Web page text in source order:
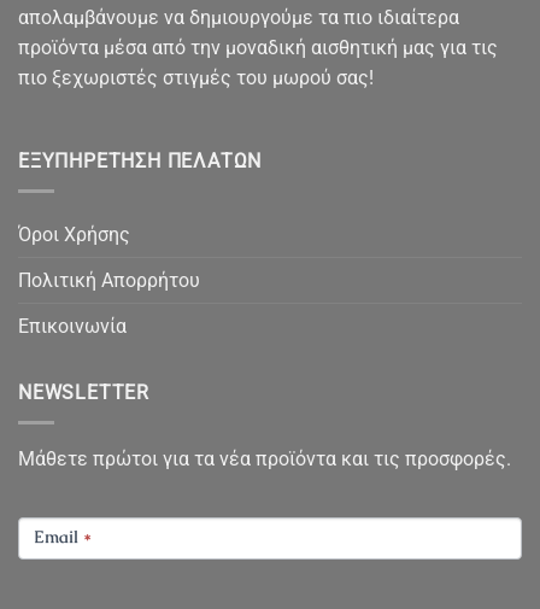
απολαμβάνουμε να δημιουργούμε τα πιο ιδιαίτερα
προϊόντα μέσα από την μοναδική αισθητική μας για τις
πιο ξεχωριστές στιγμές του μωρού σας!
ΕΞΥΠΗΡΈΤΗΣΗ ΠΕΛΑΤΏΝ
Όροι Χρήσης
Πολιτική Απορρήτου
Επικοινωνία
NEWSLETTER
Μάθετε πρώτοι για τα νέα προϊόντα και τις προσφορές.
NEWSLETTER
Email *